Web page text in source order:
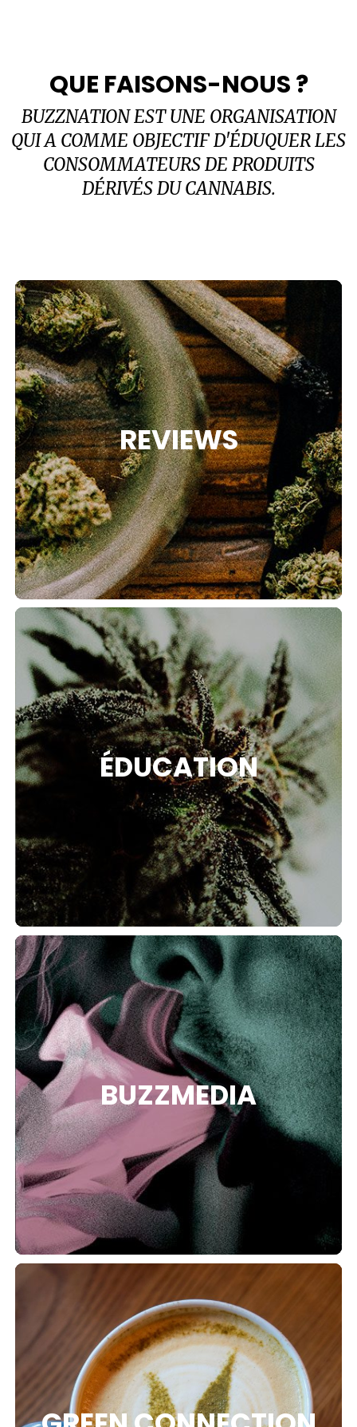
QUE FAISONS-NOUS ?
BUZZNATION EST UNE ORGANISATION
QUI A COMME OBJECTIF D'ÉDUQUER LES
CONSOMMATEURS DE PRODUITS
DÉRIVÉS DU CANNABIS.
REVIEWS
ÉDUCATION
BUZZMEDIA